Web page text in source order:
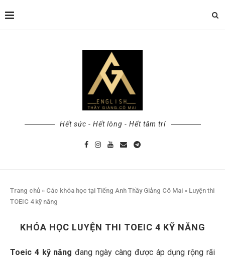
Hết sức - Hết lòng - Hết tâm trí
Trang chủ » Các khóa học tại Tiếng Anh Thầy Giảng Cô Mai » Luyện thi
TOEIC 4 kỹ năng
KHÓA HỌC LUYỆN THI TOEIC 4 KỸ NĂNG
Toeic 4 kỹ năng đang ngày càng được áp dụng rộng rãi